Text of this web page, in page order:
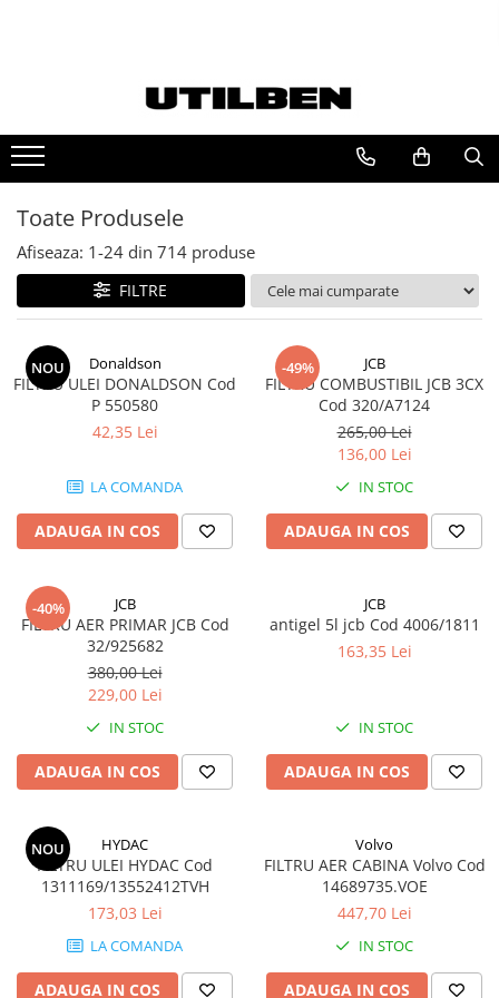
Ulei transmisie JCB
Ulei hidraulic JCB
Ulei punte JCB
FILTRU AER JCB
FILTRU HIDRAULIC JCB
FILTRU COMBUSTIBIL JCB
Toate Produsele
Afiseaza: 1-24 din 714 produse
FILTRE
NOU Donaldson
FILTRU ULEI DONALDSON Cod
P 550580
42,35 Lei
LA COMANDA
ADAUGA IN COS
-49% JCB
FILTRU COMBUSTIBIL JCB 3CX
Cod 320/A7124
265,00 Lei
136,00 Lei
IN STOC
ADAUGA IN COS
-40% JCB
FILTRU AER PRIMAR JCB Cod
32/925682
380,00 Lei
229,00 Lei
IN STOC
ADAUGA IN COS
JCB
antigel 5l jcb Cod 4006/1811
163,35 Lei
IN STOC
ADAUGA IN COS
NOU HYDAC
FILTRU ULEI HYDAC Cod
1311169/13552412TVH
173,03 Lei
LA COMANDA
ADAUGA IN COS
Volvo
FILTRU AER CABINA Volvo Cod
14689735.VOE
447,70 Lei
IN STOC
ADAUGA IN COS